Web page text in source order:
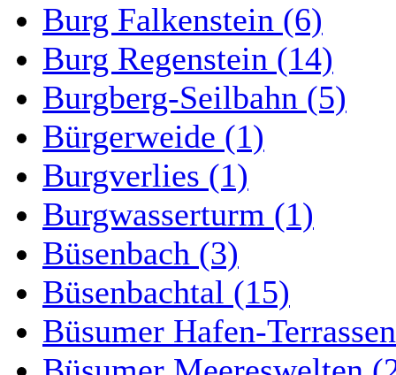
Burg Falkenstein (6)
Burg Regenstein (14)
Burgberg-Seilbahn (5)
Bürgerweide (1)
Burgverlies (1)
Burgwasserturm (1)
Büsenbach (3)
Büsenbachtal (15)
Büsumer Hafen-